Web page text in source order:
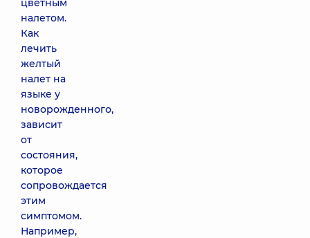
цветным
налетом.
Как
лечить
желтый
налет на
языке у
новорожденного,
зависит
от
состояния,
которое
сопровождается
этим
симптомом.
Например,